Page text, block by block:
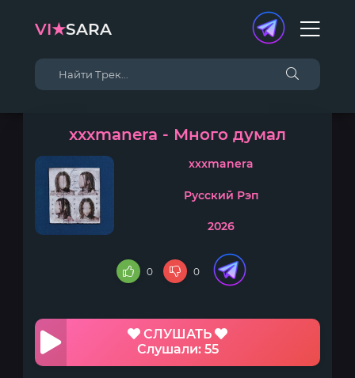
VI★SARA
xxxmanera - Много думал
xxxmanera
Русский Рэп
2026
0 0
СЛУШАТЬ
Слушали: 55